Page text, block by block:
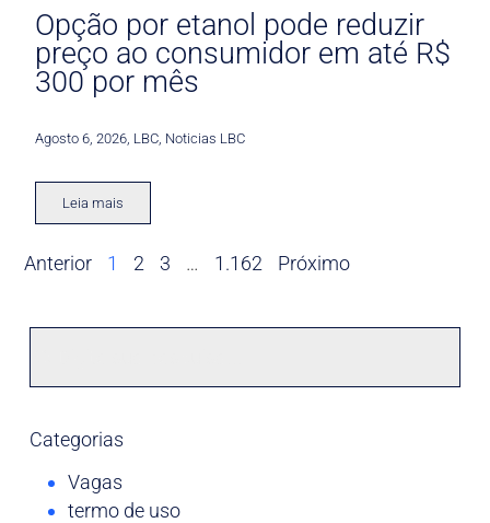
Opção por etanol pode reduzir
preço ao consumidor em até R$
300 por mês
Agosto 6, 2026 LBC Noticias LBC
Leia mais
Anterior 1 2 3 … 1.162 Próximo
Categorias
Vagas
termo de uso